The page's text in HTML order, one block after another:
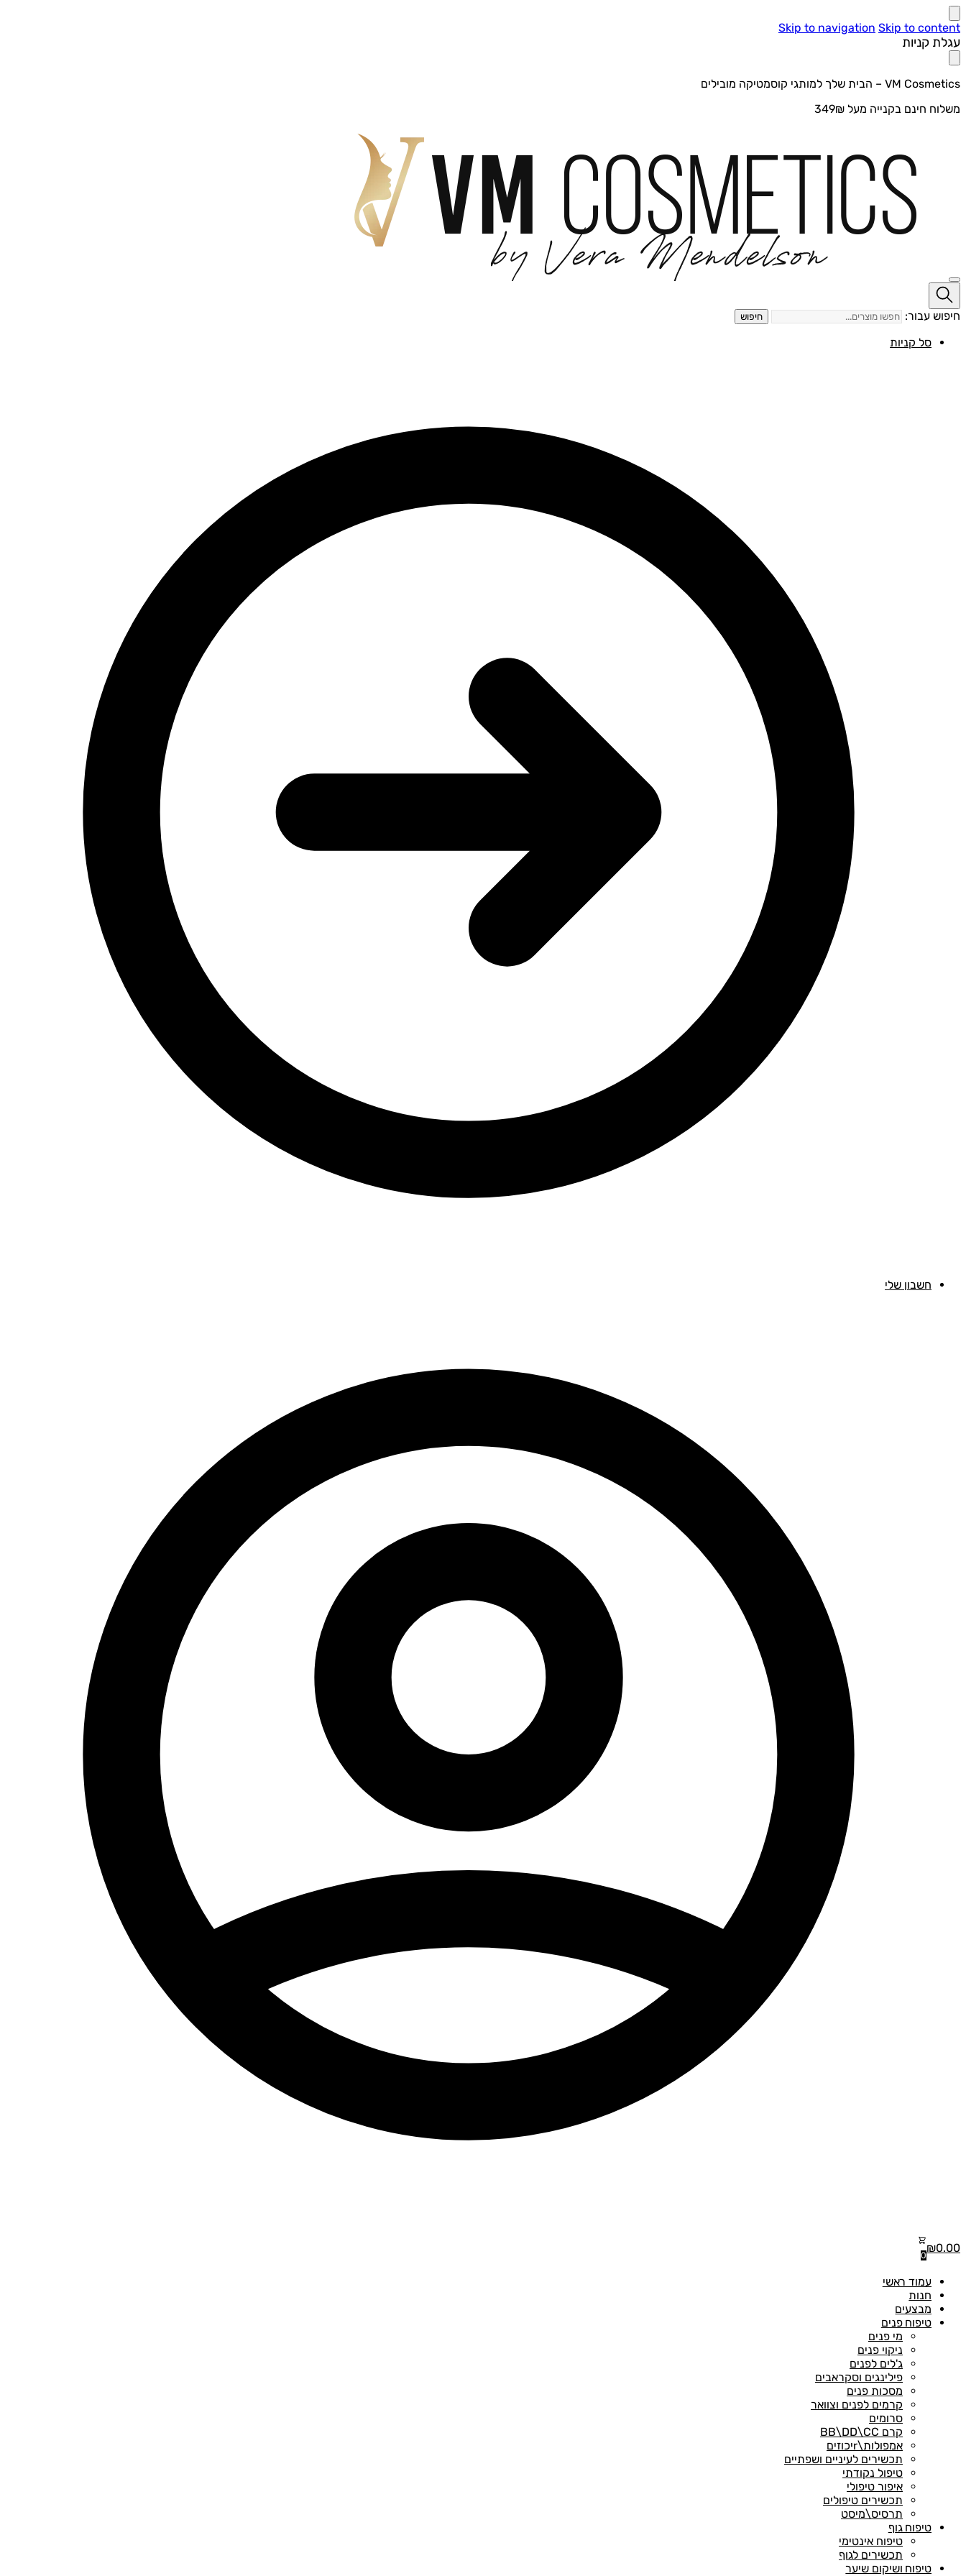
Skip to navigation Skip to content
עגלת קניות
VM Cosmetics – הבית שלך למותגי קוסמטיקה מובילים
משלוח חינם בקנייה מעל 349₪
חיפוש עבור: חיפוש
סל קניות
חשבון שלי
₪0.00
0
עמוד ראשי
חנות
מבצעים
טיפוח פנים
מי פנים
ניקוי פנים
ג'לים לפנים
פילינגים וסקראבים
מסכות פנים
קרמים לפנים וצוואר
סרומים
קרם BB\DD\CC
אמפולות\rיכוזים
תכשירים לעיניים ושפתיים
טיפול נקודתי
איפור טיפולי
תכשירים טיפולים
תרסיס\מיסט
טיפוח גוף
טיפוח אינטימי
תכשירים לגוף
טיפוח ושיקום שיער